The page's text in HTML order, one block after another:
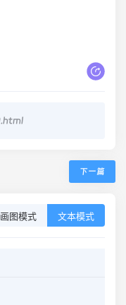
下一篇
画图模式 文本模式